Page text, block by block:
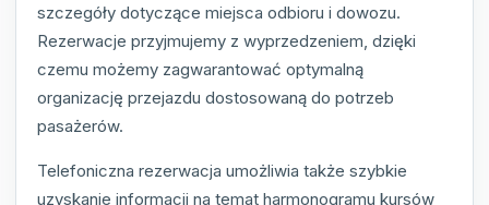
szczegóły dotyczące miejsca odbioru i dowozu.
Rezerwacje przyjmujemy z wyprzedzeniem, dzięki
czemu możemy zagwarantować optymalną
organizację przejazdu dostosowaną do potrzeb
pasażerów.
Telefoniczna rezerwacja umożliwia także szybkie
uzyskanie informacji na temat harmonogramu kursów